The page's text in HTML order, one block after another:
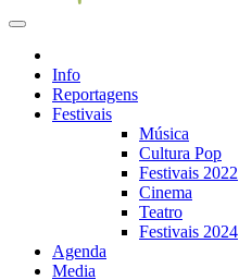
Info
Reportagens
Festivais
Música
Cultura Pop
Festivais 2022
Cinema
Teatro
Festivais 2024
Agenda
Media